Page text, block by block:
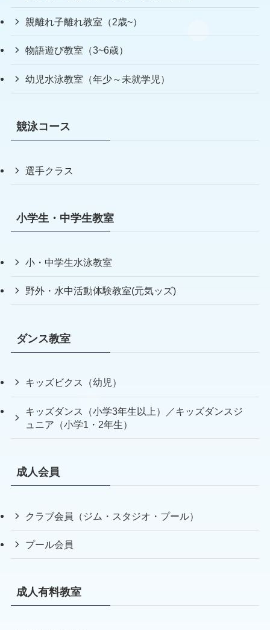
親離れ子離れ教室（2歳~）
物語遊び教室（3~6歳）
幼児水泳教室（年少～未就学児）
競泳コース
選手クラス
小学生・中学生教室
小・中学生水泳教室
野外・水中活動体験教室(元気ッズ)
ダンス教室
キッズビクス（幼児）
キッズダンス（小学3年生以上）／キッズダンスジ
ュニア（小学1・2年生）
成人会員
クラブ会員（ジム・スタジオ・プール）
プール会員
成人有料教室